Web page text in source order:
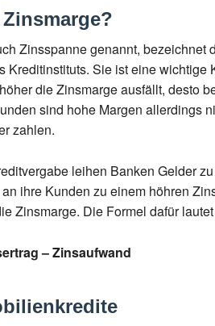
Zinsspanne genannt, bezeichnet
Kreditinstituts. Sie ist eine wichtige
die Zinsmarge ausfällt, desto
sind hohe Margen allerdings
zahlen.
leihen Banken Gelder
ihre Kunden zu einem höhren
Zinsmarge. Die Formel dafür
– Zinsaufwand